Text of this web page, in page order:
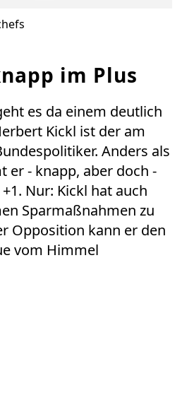
im Plus
es da einem deutlich
Kickl ist der am
Anders als
er - knapp, aber doch -
Nur: Kickl hat auch
Sparmaßnahmen zu
Opposition kann er den
vom Himmel